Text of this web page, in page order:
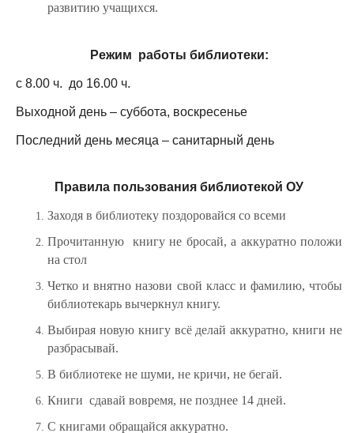
развитию учащихся.
Режим работы библиотеки:
с 8.00 ч. до 16.00 ч.
Выходной день – суббота, воскресенье
Последний день месяца – санитарный день
Правила пользования библиотекой ОУ
Заходя в библиотеку поздоровайся со всеми
Прочитанную книгу не бросай, а аккуратно положи
на стол
Четко и внятно назови свой класс и фамилию, чтобы
библиотекарь вычеркнул книгу.
Выбирая новую книгу всё делай аккуратно, книги не
разбрасывай.
В библиотеке не шуми, не кричи, не бегай.
Книги сдавай вовремя, не позднее 14 дней.
С книгами обращайся аккуратно.